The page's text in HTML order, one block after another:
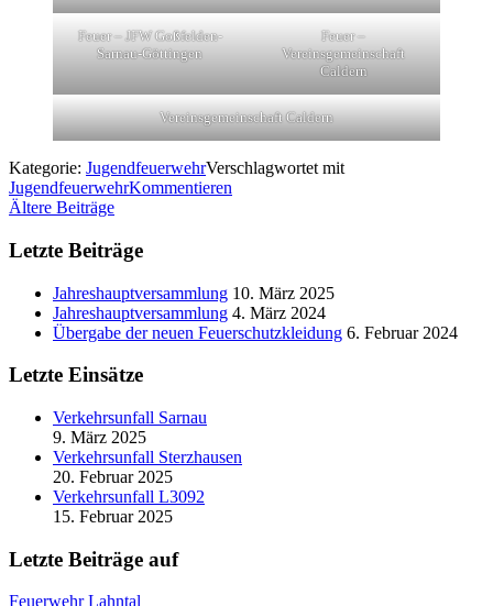
Feuer – JFW Goßfelden-
Sarnau-Göttingen
Feuer –
Vereinsgemeinschaft
Caldern
Vereinsgemeinschaft Caldern
Kategorie: JugendfeuerwehrVerschlagwortet mit
JugendfeuerwehrKommentieren
Beitragsnavigation
Ältere Beiträge
Letzte Beiträge
Jahreshauptversammlung 10. März 2025
Jahreshauptversammlung 4. März 2024
Übergabe der neuen Feuerschutzkleidung 6. Februar 2024
Letzte Einsätze
Verkehrsunfall Sarnau
9. März 2025
Verkehrsunfall Sterzhausen
20. Februar 2025
Verkehrsunfall L3092
15. Februar 2025
Letzte Beiträge auf
Feuerwehr Lahntal